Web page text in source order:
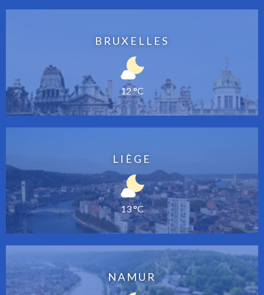
BRUXELLES
12 °C
LIÈGE
13 °C
NAMUR